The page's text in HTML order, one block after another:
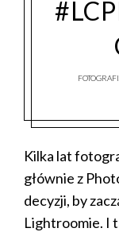
Kilka lat
głównie z
decyzji, by
Lightroomie. I